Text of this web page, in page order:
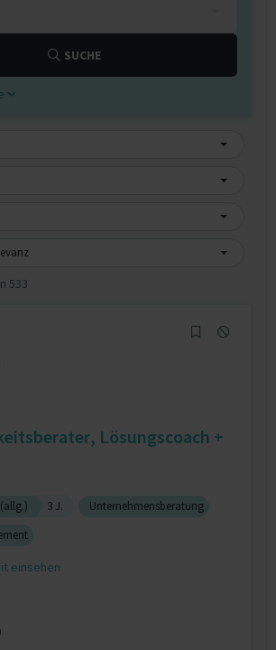
SUCHE
533
Lösungscoach +
3 J.
Unternehmensberatung
einsehen